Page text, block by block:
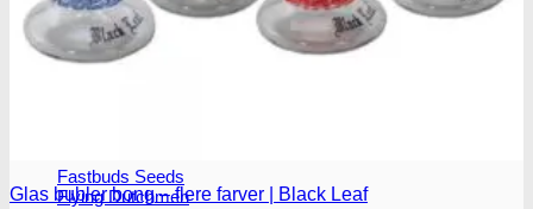
D
Dinafem
Fastbuds Seeds
Flying Dutchmen
Glas bubler bong – flere farver | Black Leaf